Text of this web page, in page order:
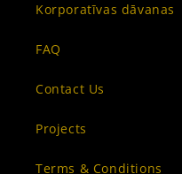
Korporatīvas dāvanas
FAQ
Contact Us
Projects
Terms & Conditions